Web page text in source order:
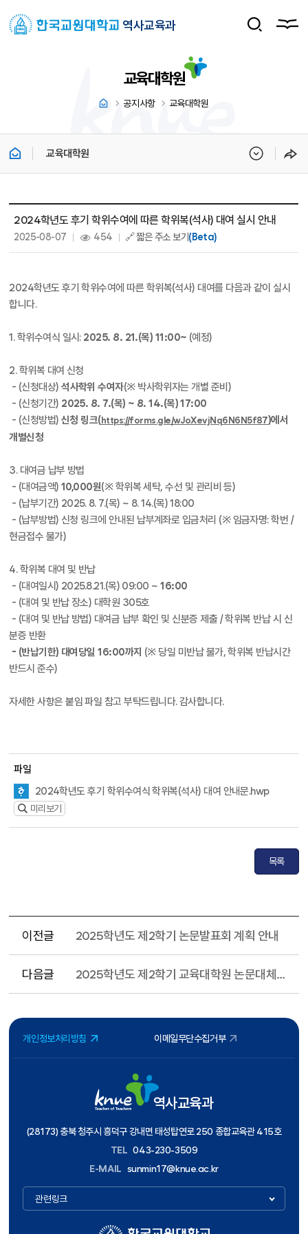
역사교육과
교육대학원
공지사항 교육대학원
교육대학원
2024학년도 후기 학위수여에 따른 학위복(석사) 대여 실시 안내
2025-08-07 454 🔗 짧은 주소 보기(Beta)
2024학년도 후기 학위수여에 따른 학위복(석사) 대여를 다음과 같이 실시
합니다.
1. 학위수여식 일시: 2025. 8. 21.(목) 11:00~ (예정)
2. 학위복 대여 신청
- (신청대상)석사학위 수여자(※ 박사학위자는 개별 준비)
- (신청기간) 2025. 8. 7.(목) ~ 8. 14.(목) 17:00
- (신청방법) 신청 링크(https://forms.gle/wJoXevjNq6N6N5f87)에서
개별신청
3. 대여금 납부 방법
- (대여금액) 10,000원(※ 학위복 세탁, 수선 및 관리비 등)
- (납부기간) 2025. 8. 7.(목) ~ 8. 14.(목) 18:00
- (납부방법) 신청 링크에 안내된 납부계좌로 입금처리 (※ 임금자명: 학번 /
현금접수 불가)
4. 학위복 대여 및 반납
- (대여일시) 2025.8.21.(목) 09:00 ~16:00
- (대여 및 반납 장소) 대학원 305호
- (대여 및 반납 방법) 대여금 납부 확인 및 신분증 제출 / 학위복 반납 시 신
분증 반환
- (반납기한) 대여당일 16:00까지 (※ 당일 미반납 불가, 학위복 반납시간
반드시 준수)
자세한 사항은 붙임 파일 참고 부탁드립니다. 감사합니다.
파일
2024학년도 후기 학위수여식 학위복(석사) 대여 안내문.hwp
미리보기
목록
이전글 2025학년도 제2학기 논문발표회 계획 안내
다음글 2025학년도 제2학기 교육대학원 논문대체학점 이수대상자 관련 안내
개인정보처리방침 이메일무단수집거부
역사교육과
(28173) 충북 청주시 흥덕구 강내면 태성탑연로 250 종합교육관 415호
TEL 043-230-3509
E-MAIL sunmin17@knue.ac.kr
관련링크